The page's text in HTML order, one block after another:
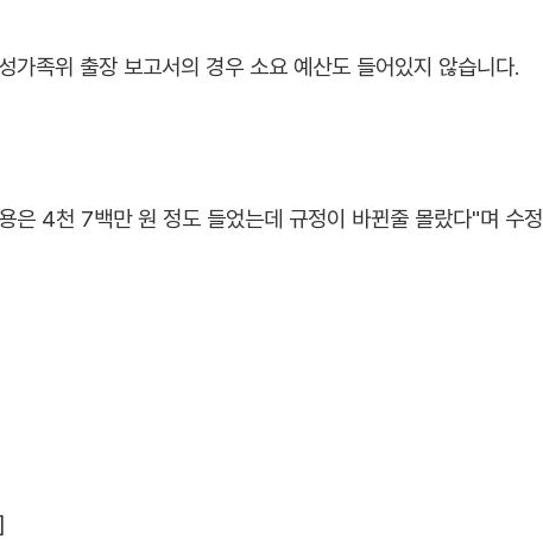
가족위 출장 보고서의 경우 소요 예산도 들어있지 않습니다.
은 4천 7백만 원 정도 들었는데 규정이 바뀐줄 몰랐다"며 수정